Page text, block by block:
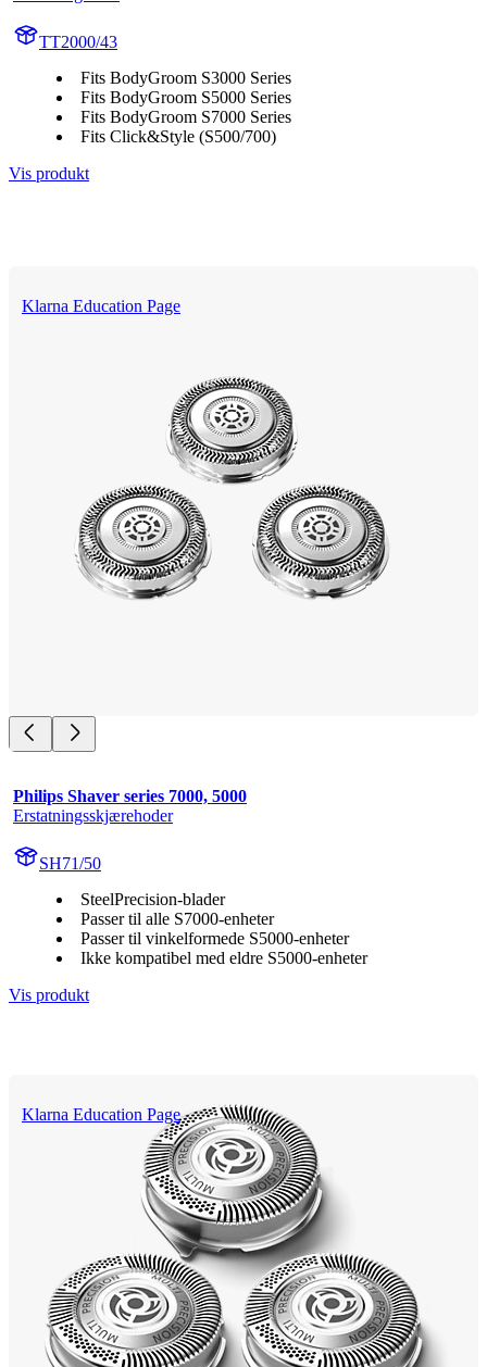
TT2000/43
Fits BodyGroom S3000 Series
Fits BodyGroom S5000 Series
Fits BodyGroom S7000 Series
Fits Click&Style (S500/700)
Vis produkt
Klarna Education Page
Philips Shaver series 7000, 5000
Erstatningsskjærehoder
SH71/50
SteelPrecision-blader
Passer til alle S7000-enheter
Passer til vinkelformede S5000-enheter
Ikke kompatibel med eldre S5000-enheter
Vis produkt
Klarna Education Page